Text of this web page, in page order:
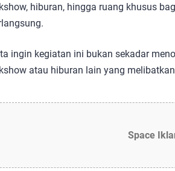
hiburan, hingga ruang khusus
ingin kegiatan ini bukan sekadar
atau hiburan lain yang
Space